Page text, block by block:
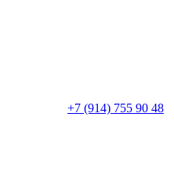
+7 (914) 755 90 48